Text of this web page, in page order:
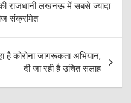
राजधानी लखनऊ में सबसे ज्यादा
संक्रमित
है कोरोना जागरूकता अभियान,
दी जा रही है उचित सलाह